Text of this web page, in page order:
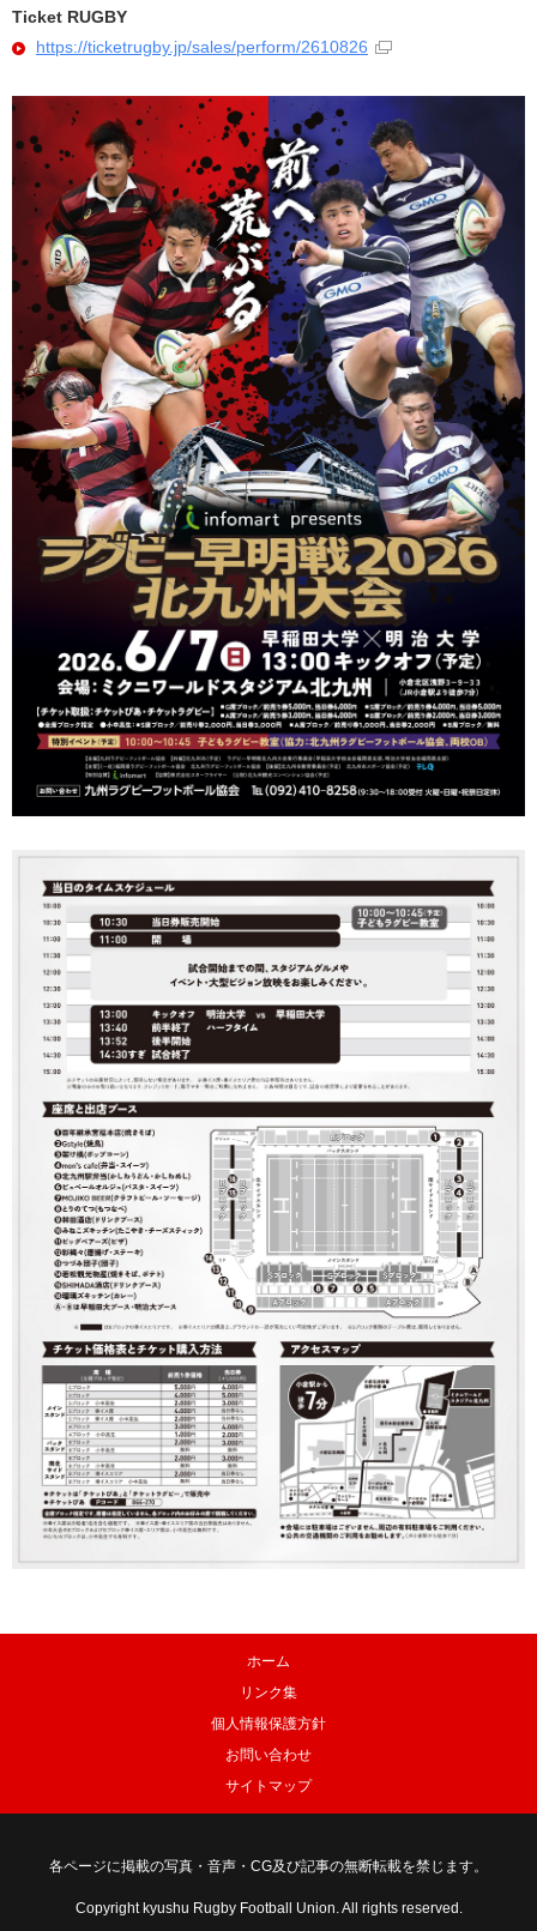
Ticket RUGBY
https://ticketrugby.jp/sales/perform/2610826
ホーム
リンク集
個人情報保護方針
お問い合わせ
サイトマップ
各ページに掲載の写真・音声・CG及び記事の無断転載を禁じます。
Copyright kyushu Rugby Football Union. All rights reserved.